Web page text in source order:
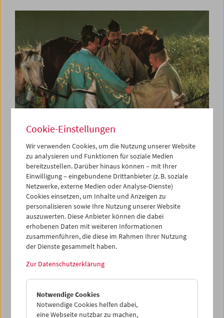
Collection on Screen: Kurosawa Akira
Cookie-Einstellungen
Wir verwenden Cookies, um die Nutzung unserer Website
zu analysieren und Funktionen für soziale Medien
bereitzustellen. Darüber hinaus können – mit Ihrer
Einwilligung – eingebundene Drittanbieter (z. B. soziale
Netzwerke, externe Medien oder Analyse-Dienste)
Cookies einsetzen, um Inhalte und Anzeigen zu
personalisieren sowie Ihre Nutzung unserer Website
auszuwerten. Diese Anbieter können die dabei
erhobenen Daten mit weiteren Informationen
zusammenführen, die diese im Rahmen Ihrer Nutzung
der Dienste gesammelt haben.
Zur Datenschutzerklärung
Notwendige Cookies
Notwendige Cookies helfen dabei,
eine Webseite nutzbar zu machen,